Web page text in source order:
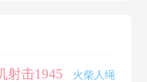
射击1945 火柴人绳